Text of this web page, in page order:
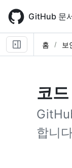
main
content
GitHub 문
홈 보
코
합니